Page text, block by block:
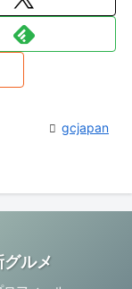
gcjapan
ルメ